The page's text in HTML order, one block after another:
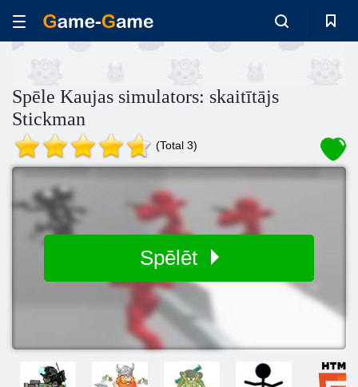
Spēle Kaujas simulators: skaitītājs
Stickman
(Total 3)
Spēlēt